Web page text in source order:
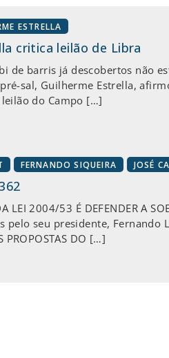
ESTRELLA
critica leilão de Libra
de barris já descobertos não
sal, Guilherme Estrella,
do Campo […]
FERNANDO SIQUEIRA JOSÉ
LEI 2004/53 É DEFENDER A
pelo seu presidente,
PROPOSTAS DO […]